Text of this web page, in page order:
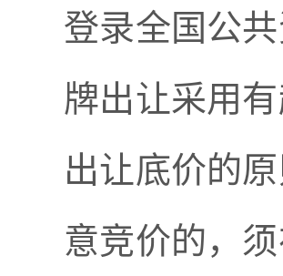
登录全国公
牌出让采用
出让底价的
意竞价的，